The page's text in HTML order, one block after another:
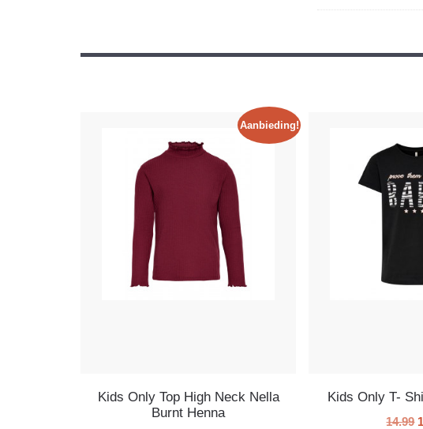
Aanbieding!
Kids Only Top High Neck Nella
Burnt Henna
Kids Only T-
14.99